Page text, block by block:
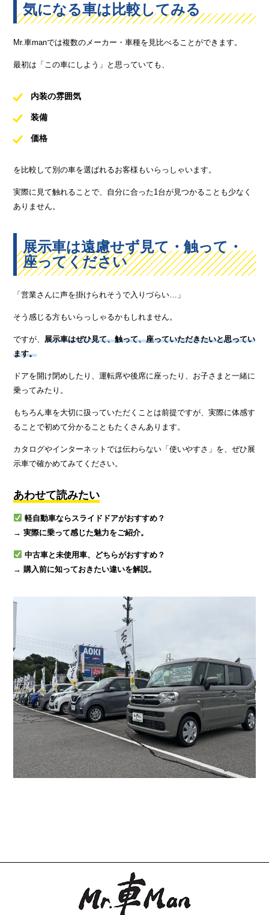
気になる車は比較してみる
Mr.車manでは複数のメーカー・車種を見比べることができます。
最初は「この車にしよう」と思っていても、
内装の雰囲気
装備
価格
を比較して別の車を選ばれるお客様もいらっしゃいます。
実際に見て触れることで、自分に合った1台が見つかることも少なく
ありません。
展示車は遠慮せず見て・触って・
座ってください
「営業さんに声を掛けられそうで入りづらい…」
そう感じる方もいらっしゃるかもしれません。
ですが、展示車はぜひ見て、触って、座っていただきたいと思ってい
ます。
ドアを開け閉めしたり、運転席や後席に座ったり、お子さまと一緒に
乗ってみたり。
もちろん車を大切に扱っていただくことは前提ですが、実際に体感す
ることで初めて分かることもたくさんあります。
カタログやインターネットでは伝わらない「使いやすさ」を、ぜひ展
示車で確かめてみてください。
あわせて読みたい
軽自動車ならスライドドアがおすすめ？
→ 実際に乗って感じた魅力をご紹介。
中古車と未使用車、どちらがおすすめ？
→ 購入前に知っておきたい違いを解説。